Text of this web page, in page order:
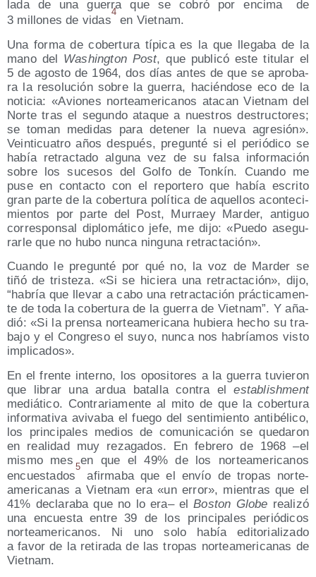
la­da de una gue­rra que se cobró por enci­ma
de
3 millo­nes de vidas
4
en Vietnam.
Una for­ma de cober­tu­ra típi­ca es la que lle­ga­ba de la
mano del Washing­ton Post, que publi­có este titu­lar el
5 de agos­to de 1964, dos días antes de que se apro­ba­
ra la reso­lu­ción sobre la gue­rra, hacién­do­se eco de la
noti­cia: «Avio­nes nor­te­ame­ri­ca­nos ata­can Viet­nam del
Nor­te tras el segun­do ata­que a nues­tros des­truc­to­res;
se toman medi­das para dete­ner la nue­va agre­sión».
Vein­ti­cua­tro años des­pués, pre­gun­té si el perió­di­co se
había retrac­ta­do algu­na vez de su fal­sa infor­ma­ción
sobre los suce­sos del Gol­fo de Ton­kín. Cuan­do me
puse en con­tac­to con el repor­te­ro que había escri­to
gran par­te de la cober­tu­ra polí­ti­ca de aque­llos acon­te­ci­
mien­tos por par­te del Post, Murraey Mar­der, anti­guo
corres­pon­sal diplo­má­ti­co jefe, me dijo: «Pue­do ase­gu­
rar­le que no hubo nun­ca nin­gu­na retractación».
Cuan­do le pre­gun­té por qué no, la voz de Mar­der se
tiñó de tris­te­za. «Si se hicie­ra una retrac­ta­ción», dijo,
“habría que lle­var a cabo una retrac­ta­ción prác­ti­ca­men­
te de toda la cober­tu­ra de la gue­rra de Viet­nam”. Y aña­
dió: «Si la pren­sa nor­te­ame­ri­ca­na hubie­ra hecho su tra­
ba­jo y el Con­gre­so el suyo, nun­ca nos habría­mos vis­to
implicados».
En el fren­te interno, los opo­si­to­res a la gue­rra tuvie­ron
que librar una ardua bata­lla con­tra elesta­blish­ment
mediá­ti­co. Con­tra­ria­men­te al mito de que la cober­tu­ra
infor­ma­ti­va avi­va­ba el fue­go del sen­ti­mien­to anti­bé­li­co,
los prin­ci­pa­les medios de comu­ni­ca­ción se que­da­ron
en reali­dad muy reza­ga­dos. En febre­ro de 1968 –el
mis­mo mes en que el 49% de los nor­te­ame­ri­ca­nos
encues­ta­dos
5
afir­ma­ba que el envío de tro­pas nor­te­
ame­ri­ca­nas a Viet­nam era «un error», mien­tras que el
41% decla­ra­ba que no lo era– elBos­ton Glo­be reali­zó
una encues­ta entre 39 de los prin­ci­pa­les perió­di­cos
nor­te­ame­ri­ca­nos. Ni uno solo había edi­to­ria­li­za­do
a favor de la reti­ra­da de las tro­pas nor­te­ame­ri­ca­nas de
Vietnam.